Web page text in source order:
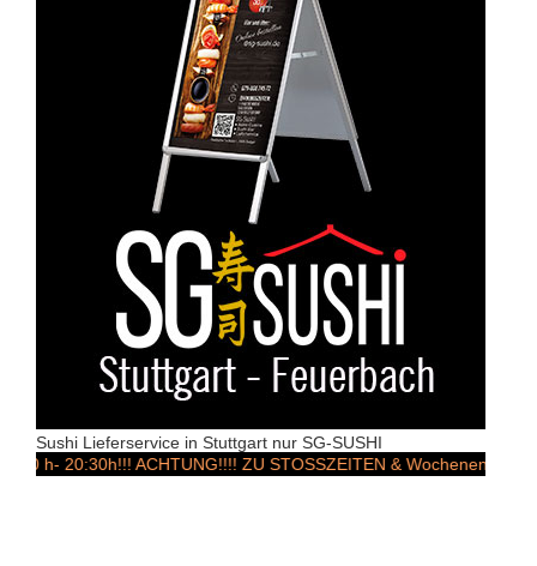
Sushi Lieferservice in Stuttgart nur SG-SUSHI
ZU STOSSZEITEN & Wochenenden KANN ES ZU